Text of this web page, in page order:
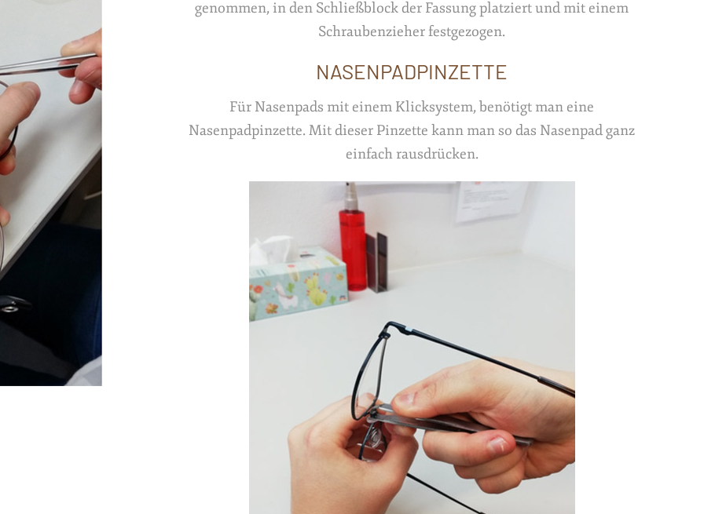
genommen, in den Schließblock der Fassung platziert und mit einem
Schraubenzieher festgezogen.
NASENPADPINZETTE
Für Nasenpads mit einem Klicksystem, benötigt man eine
Nasenpadpinzette. Mit dieser Pinzette kann man so das Nasenpad ganz
einfach rausdrücken.